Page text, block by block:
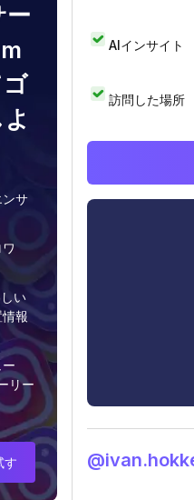
ー
ンサ
い
報
リー
す
AIインサイト
訪問した場所